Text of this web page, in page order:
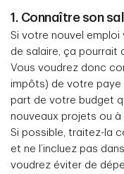
1. Connaître son
Si votre nouvel emploi
de salaire, ça pourrait
Vous voudrez donc
impôts) de votre paye
part de votre budget
nouveaux projets ou à
Si possible, traitez-la
et ne l’incluez pas
voudrez éviter de